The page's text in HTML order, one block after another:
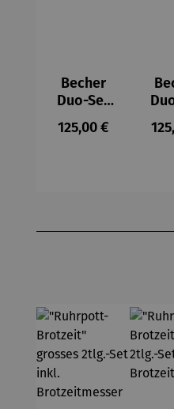
Becher
Duo-Set
No. 2b LAB
Regulärer Preis:
125,00 €
No.